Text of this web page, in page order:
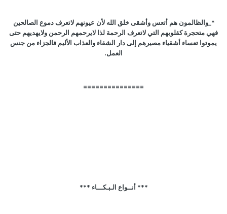
*_والظالمون هم أتعس وأشقى خلق الله لأن عيونهم لاتعرف دموع الصالحين
فهي متحجرة كقلوبهم التي لاتعرف الرحمة لذا لايرحمهم الرحمن ولايهديهم حتى
يموتوا تعساء أشقياء مصيرهم إلى دار الشقاء والعذاب الأليم فالجزاء من جنس
العمل.
===============
*** أنــواع الـبـكـــاء ***